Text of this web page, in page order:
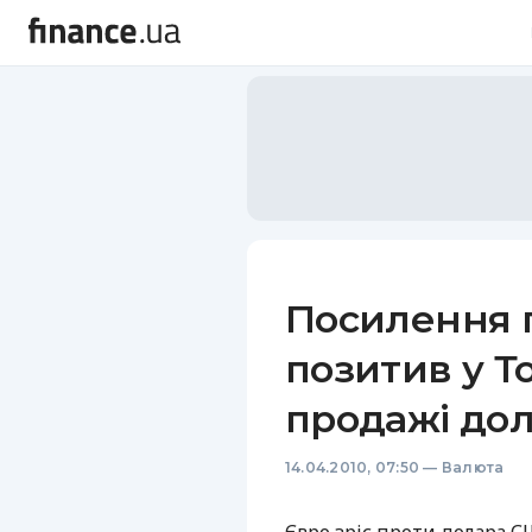
Посилення
позитив у
продажі
14.04.2010, 07:50 — Валюта